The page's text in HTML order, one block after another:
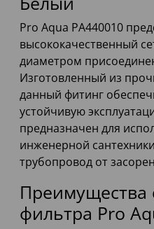
Pro Aqua PA440010
высококачественный
диаметром
Изготовленный из
данный фитинг
устойчивую
предназначен для
инженерной
трубопровод от
Преимущества
фильтра Pro